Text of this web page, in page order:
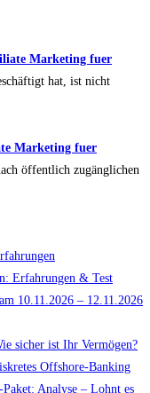
Marketing fuer
hat, ist nicht
Marketing fuer
öffentlich zugänglichen
Erfahrungen & Test
10.11.2026 – 12.11.2026
sicher ist Ihr Vermögen?
Offshore-Banking
Analyse – Lohnt es